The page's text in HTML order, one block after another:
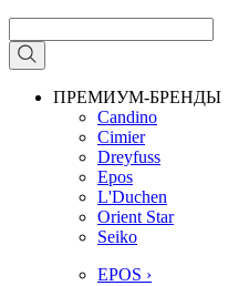
ПРЕМИУМ-БРЕНДЫ
Candino
Cimier
Dreyfuss
Epos
L'Duchen
Orient Star
Seiko
EPOS ›